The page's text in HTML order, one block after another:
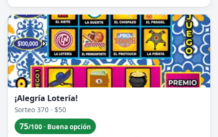
¡Alegría Lotería!
Sorteo 370 · $50
75/100 · Buena opción